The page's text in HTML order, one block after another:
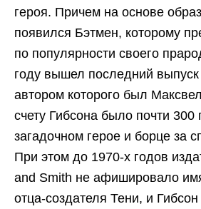
героя. Причем на основе
появился Бэтмен, которому
по популярности своего
году вышел последний выпуск
автором которого был
счету Гибсона было почти 300
загадочном герое и борце за
При этом до 1970-х годов
and Smith не афишировало
отца-создателя Тени, и